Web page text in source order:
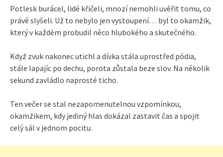
Potlesk burácel, lidé křičeli, mnozí nemohli uvěřit tomu, co
právě slyšeli. Už to nebylo jen vystoupení… byl to okamžik,
který v každém probudil něco hlubokého a skutečného.
Když zvuk nakonec utichl a dívka stála uprostřed pódia,
stále lapajíc po dechu, porota zůstala beze slov. Na několik
sekund zavládlo naprosté ticho.
Ten večer se stal nezapomenutelnou vzpomínkou,
okamžikem, kdy jediný hlas dokázal zastavit čas a spojit
celý sál v jednom pocitu.